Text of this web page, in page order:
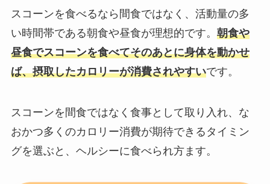
スコーンを食べるなら間食ではなく、活動量の多
い時間帯である朝食や昼食が理想的です。 朝食や
昼食でスコーンを食べてそのあとに身体を動かせ
ば、摂取したカロリーが消費されやすいです。
スコーンを間食ではなく食事として取り入れ、な
おかつ多くのカロリー消費が期待できるタイミン
グを選ぶと、ヘルシーに食べられ方ます。